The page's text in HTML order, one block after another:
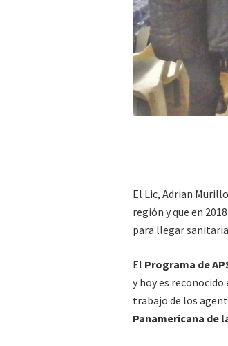
El Lic, Adrian
región y que en
para llegar
El Programa de
y hoy es
trabajo de los
Panamericana de